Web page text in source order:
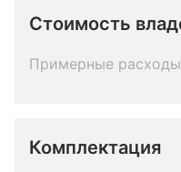
Стоимость
Примерные
Комплектация